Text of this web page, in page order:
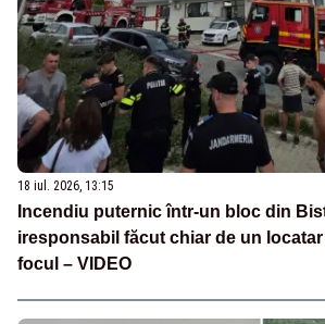
18 iul. 2026, 13:15
Incendiu puternic într-un bloc din
iresponsabil făcut chiar de un
focul – VIDEO